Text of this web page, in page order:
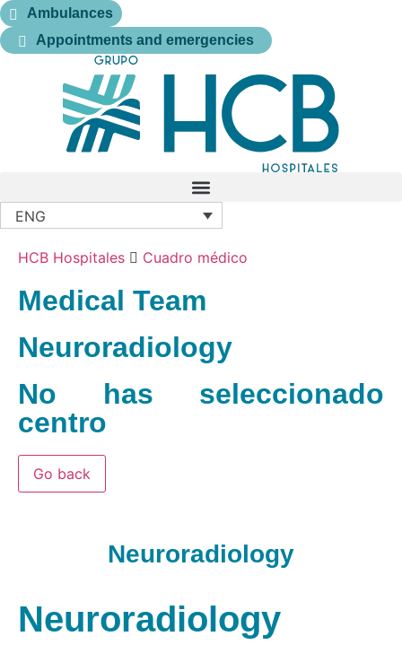
Ambulances
Appointments and emergencies
ENG
HCB Hospitales Cuadro médico
Medical Team
Neuroradiology
No has seleccionado
centro
Go back
Neuroradiology
Neuroradiology